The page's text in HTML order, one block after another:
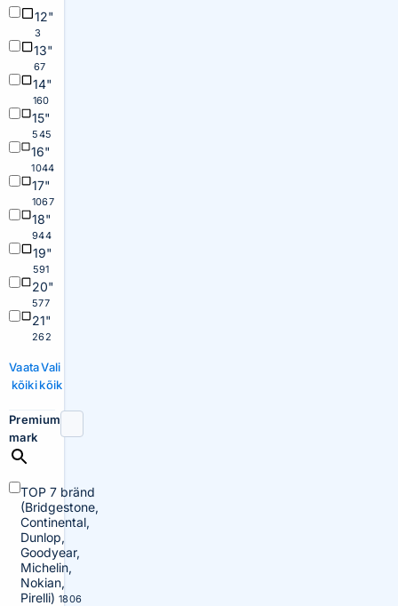
12"
3
13"
67
14"
160
15"
545
16"
1044
17"
1067
18"
944
19"
591
20"
577
21"
262
Vaata
kõiki
Vali
kõik
Premium
mark
TOP 7 bränd
(Bridgestone,
Continental,
Dunlop,
Goodyear,
Michelin,
Nokian,
Pirelli) 1806